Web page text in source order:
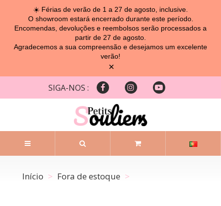
☀️ Férias de verão de 1 a 27 de agosto, inclusive.
O showroom estará encerrado durante este período.
Encomendas, devoluções e reembolsos serão processados ​​a
partir de 27 de agosto.
Agradecemos a sua compreensão e desejamos um excelente
verão!
×
SIGA-NOS :
Início Fora de estoque